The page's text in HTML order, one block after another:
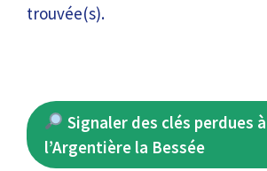
trouvée(s).
Signaler des clés perdues à
l’Argentière la Bessée